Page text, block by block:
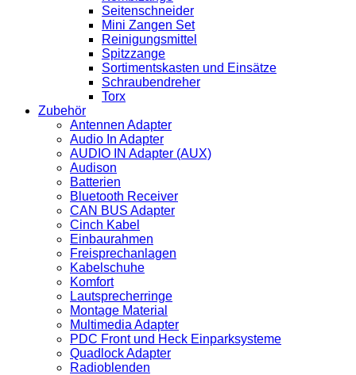
Seitenschneider
Mini Zangen Set
Reinigungsmittel
Spitzzange
Sortimentskasten und Einsätze
Schraubendreher
Torx
Zubehör
Antennen Adapter
Audio In Adapter
AUDIO IN Adapter (AUX)
Audison
Batterien
Bluetooth Receiver
CAN BUS Adapter
Cinch Kabel
Einbaurahmen
Freisprechanlagen
Kabelschuhe
Komfort
Lautsprecherringe
Montage Material
Multimedia Adapter
PDC Front und Heck Einparksysteme
Quadlock Adapter
Radioblenden